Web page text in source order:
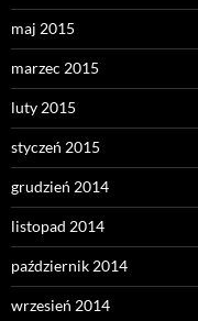
maj 2015
marzec 2015
luty 2015
styczeń 2015
grudzień 2014
listopad 2014
październik 2014
wrzesień 2014